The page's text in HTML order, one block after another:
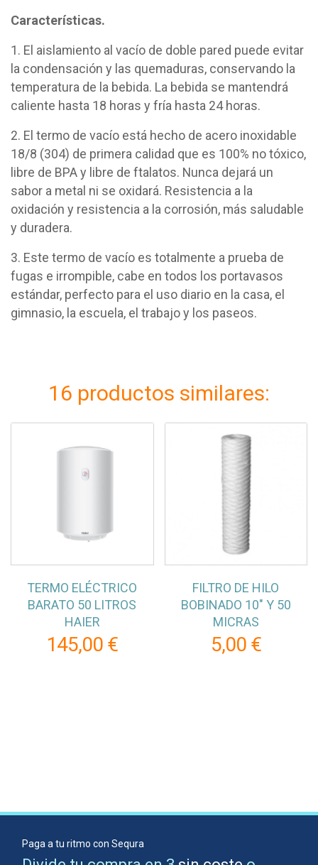
Características.
1. El aislamiento al vacío de doble pared puede evitar
la condensación y las quemaduras, conservando la
temperatura de la bebida. La bebida se mantendrá
caliente hasta 18 horas y fría hasta 24 horas.
2. El termo de vacío está hecho de acero inoxidable
18/8 (304) de primera calidad que es 100% no tóxico,
libre de BPA y libre de ftalatos. Nunca dejará un
sabor a metal ni se oxidará. Resistencia a la
oxidación y resistencia a la corrosión, más saludable
y duradera.
3. Este termo de vacío es totalmente a prueba de
fugas e irrompible, cabe en todos los portavasos
estándar, perfecto para el uso diario en la casa, el
gimnasio, la escuela, el trabajo y los paseos.
16 productos similares:
TERMO ELÉCTRICO
BARATO 50 LITROS
HAIER
145,00 €
FILTRO DE HILO
BOBINADO 10" Y 50
MICRAS
5,00 €
Paga a tu ritmo con Sequra